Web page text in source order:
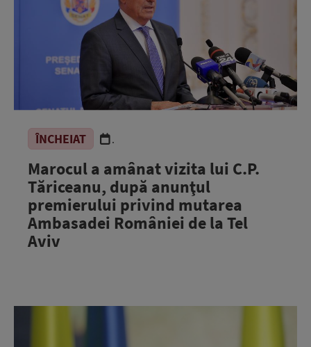
ÎNCHEIAT .
Marocul a amânat vizita lui C.P.
Tăriceanu, după anunţul
premierului privind mutarea
Ambasadei României de la Tel
Aviv